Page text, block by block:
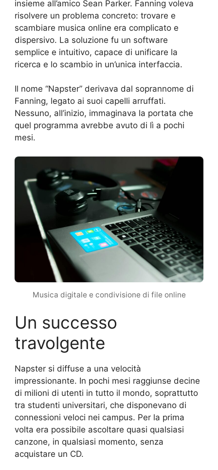
insieme all’amico Sean Parker. Fanning voleva
risolvere un problema concreto: trovare e
scambiare musica online era complicato e
dispersivo. La soluzione fu un software
semplice e intuitivo, capace di unificare la
ricerca e lo scambio in un’unica interfaccia.
Il nome “Napster” derivava dal soprannome di
Fanning, legato ai suoi capelli arruffati.
Nessuno, all’inizio, immaginava la portata che
quel programma avrebbe avuto di lì a pochi
mesi.
Musica digitale e condivisione di file online
Un successo
travolgente
Napster si diffuse a una velocità
impressionante. In pochi mesi raggiunse decine
di milioni di utenti in tutto il mondo, soprattutto
tra studenti universitari, che disponevano di
connessioni veloci nei campus. Per la prima
volta era possibile ascoltare quasi qualsiasi
canzone, in qualsiasi momento, senza
acquistare un CD.